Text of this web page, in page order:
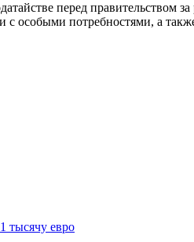
перед правительством
с особыми потребностями, а
тысячу евро